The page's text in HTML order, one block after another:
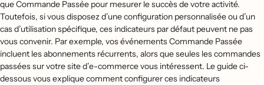
que Commande Passée pour mesurer le succès de votre activité.
Toutefois, si vous disposez d’une configuration personnalisée ou d’un
cas d’utilisation spécifique, ces indicateurs par défaut peuvent ne pas
vous convenir. Par exemple, vos événements Commande Passée
incluent les abonnements récurrents, alors que seules les commandes
passées sur votre site d’e-commerce vous intéressent. Le guide ci-
dessous vous explique comment configurer ces indicateurs